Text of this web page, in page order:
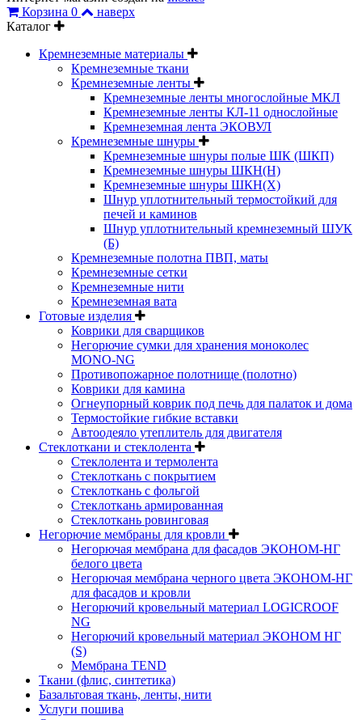
Корзина 0
наверх
Каталог
Кремнеземные материалы
Кремнеземные ткани
Кремнеземные ленты
Кремнеземные ленты многослойные МКЛ
Кремнеземные ленты КЛ-11 однослойные
Кремнеземная лента ЭКОВУЛ
Кремнеземные шнуры
Кремнеземные шнуры полые ШК (ШКП)
Кремнеземные шнуры ШКН(Н)
Кремнеземные шнуры ШКН(Х)
Шнур уплотнительный термостойкий для
печей и каминов
Шнур уплотнительный кремнеземный ШУК
(Б)
Кремнеземные полотна ПВП, маты
Кремнеземные сетки
Кремнеземные нити
Кремнеземная вата
Готовые изделия
Коврики для сварщиков
Негорючие сумки для хранения моноколес
MONO-NG
Противопожарное полотнище (полотно)
Коврики для камина
Огнеупорный коврик под печь для палаток и дома
Термостойкие гибкие вставки
Автоодеяло утеплитель для двигателя
Стеклоткани и стеклолента
Стеклолента и термолента
Стеклоткань с покрытием
Стеклоткань с фольгой
Стеклоткань армированная
Стеклоткань ровинговая
Негорючие мембраны для кровли
Негорючая мембрана для фасадов ЭКОНОМ-НГ
белого цвета
Негорючая мембрана черного цвета ЭКОНОМ-НГ
для фасадов и кровли
Негорючий кровельный материал LOGICROOF
NG
Негорючий кровельный материал ЭКОНОМ НГ
(S)
Мембрана TEND
Ткани (флис, синтетика)
Базальтовая ткань, ленты, нити
Услуги пошива